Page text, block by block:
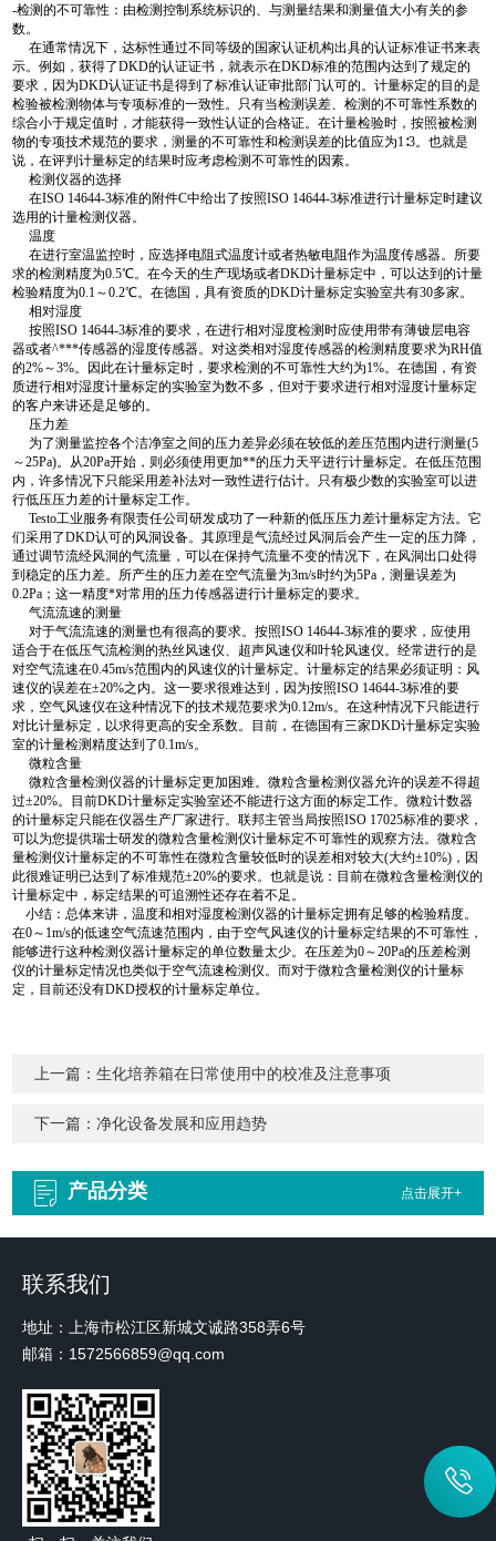
-检测的不可靠性：由检测控制系统标识的、与测量结果和测量值大小有关的参
数。
在通常情况下，达标性通过不同等级的国家认证机构出具的认证标准证书来表
示。例如，获得了DKD的认证证书，就表示在DKD标准的范围内达到了规定的
要求，因为DKD认证证书是得到了标准认证审批部门认可的。计量标定的目的是
检验被检测物体与专项标准的一致性。只有当检测误差、检测的不可靠性系数的
综合小于规定值时，才能获得一致性认证的合格证。在计量检验时，按照被检测
物的专项技术规范的要求，测量的不可靠性和检测误差的比值应为1∶3。也就是
说，在评判计量标定的结果时应考虑检测不可靠性的因素。
检测仪器的选择
在ISO 14644-3标准的附件C中给出了按照ISO 14644-3标准进行计量标定时建议
选用的计量检测仪器。
温度
在进行室温监控时，应选择电阻式温度计或者热敏电阻作为温度传感器。所要
求的检测精度为0.5℃。在今天的生产现场或者DKD计量标定中，可以达到的计量
检验精度为0.1～0.2℃。在德国，具有资质的DKD计量标定实验室共有30多家。
相对湿度
按照ISO 14644-3标准的要求，在进行相对湿度检测时应使用带有薄镀层电容
器或者^***传感器的湿度传感器。对这类相对湿度传感器的检测精度要求为RH值
的2%～3%。因此在计量标定时，要求检测的不可靠性大约为1%。在德国，有资
质进行相对湿度计量标定的实验室为数不多，但对于要求进行相对湿度计量标定
的客户来讲还是足够的。
压力差
为了测量监控各个洁净室之间的压力差异必须在较低的差压范围内进行测量(5
～25Pa)。从20Pa开始，则必须使用更加**的压力天平进行计量标定。在低压范围
内，许多情况下只能采用差补法对一致性进行估计。只有极少数的实验室可以进
行低压压力差的计量标定工作。
Testo工业服务有限责任公司研发成功了一种新的低压压力差计量标定方法。它
们采用了DKD认可的风洞设备。其原理是气流经过风洞后会产生一定的压力降，
通过调节流经风洞的气流量，可以在保持气流量不变的情况下，在风洞出口处得
到稳定的压力差。所产生的压力差在空气流量为3m/s时约为5Pa，测量误差为
0.2Pa；这一精度*对常用的压力传感器进行计量标定的要求。
气流流速的测量
对于气流流速的测量也有很高的要求。按照ISO 14644-3标准的要求，应使用
适合于在低压气流检测的热丝风速仪、超声风速仪和叶轮风速仪。经常进行的是
对空气流速在0.45m/s范围内的风速仪的计量标定。计量标定的结果必须证明：风
速仪的误差在±20%之内。这一要求很难达到，因为按照ISO 14644-3标准的要
求，空气风速仪在这种情况下的技术规范要求为0.12m/s。在这种情况下只能进行
对比计量标定，以求得更高的安全系数。目前，在德国有三家DKD计量标定实验
室的计量检测精度达到了0.1m/s。
微粒含量
微粒含量检测仪器的计量标定更加困难。微粒含量检测仪器允许的误差不得超
过±20%。目前DKD计量标定实验室还不能进行这方面的标定工作。微粒计数器
的计量标定只能在仪器生产厂家进行。联邦主管当局按照ISO 17025标准的要求，
可以为您提供瑞士研发的微粒含量检测仪计量标定不可靠性的观察方法。微粒含
量检测仪计量标定的不可靠性在微粒含量较低时的误差相对较大(大约±10%)，因
此很难证明已达到了标准规范±20%的要求。也就是说：目前在微粒含量检测仪的
计量标定中，标定结果的可追溯性还存在着不足。
小结：总体来讲，温度和相对湿度检测仪器的计量标定拥有足够的检验精度。
在0～1m/s的低速空气流速范围内，由于空气风速仪的计量标定结果的不可靠性，
能够进行这种检测仪器计量标定的单位数量太少。在压差为0～20Pa的压差检测
仪的计量标定情况也类似于空气流速检测仪。而对于微粒含量检测仪的计量标
定，目前还没有DKD授权的计量标定单位。
上一篇：生化培养箱在日常使用中的校准及注意事项
下一篇：净化设备发展和应用趋势
产品分类 点击展开+
联系我们
地址：上海市松江区新城文诚路358弄6号
邮箱：1572566859@qq.com